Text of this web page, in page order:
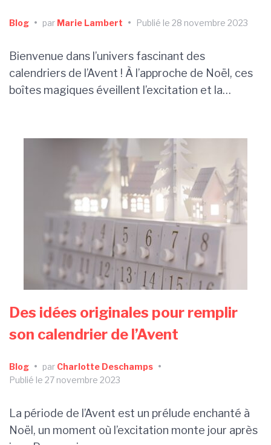
Blog • par Marie Lambert • Publié le 28 novembre 2023
Bienvenue dans l’univers fascinant des
calendriers de l’Avent ! À l’approche de Noël, ces
boîtes magiques éveillent l’excitation et la…
Des idées originales pour remplir
son calendrier de l’Avent
Blog • par Charlotte Deschamps •
Publié le 27 novembre 2023
La période de l’Avent est un prélude enchanté à
Noël, un moment où l’excitation monte jour après